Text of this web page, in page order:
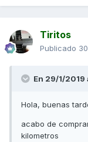
Tiritos
Publicado
En 29/1/2019
Hola, buenas
acabo de
kilometros